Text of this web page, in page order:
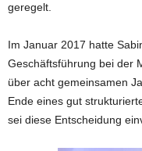
geregelt.
Im Januar 2017 hatte
Geschäftsführung bei der
über acht gemeinsamen
Ende eines gut
sei diese Entscheidung